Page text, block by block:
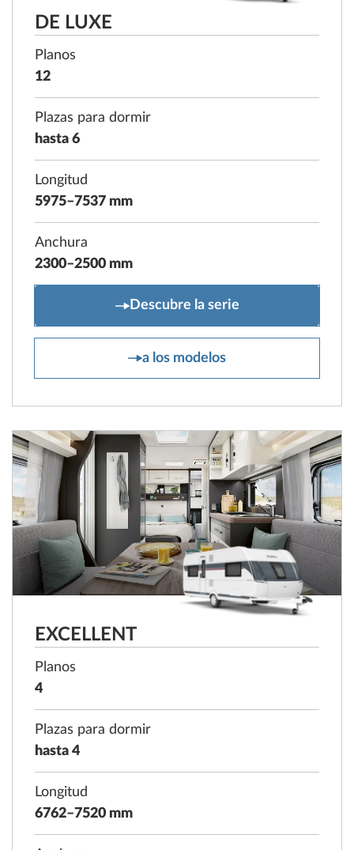
DE LUXE
Planos
12
Plazas para dormir
hasta 6
Longitud
5975–7537 mm
Anchura
2300–2500 mm
DE LUXE
Descubre la serie
a los modelos
DE LUXE
EXCELLENT
Planos
4
Plazas para dormir
hasta 4
Longitud
6762–7520 mm